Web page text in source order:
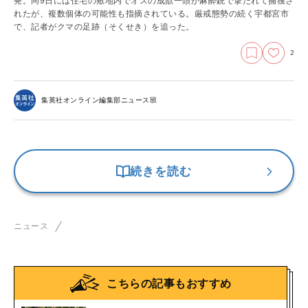
れたが、複数個体の可能性も指摘されている。厳戒態勢の続く宇都宮市
で、記者がクマの足跡（そくせき）を追った。
2
集英社オンライン編集部ニュース班
続きを読む
ニュース
こちらの記事もおすすめ